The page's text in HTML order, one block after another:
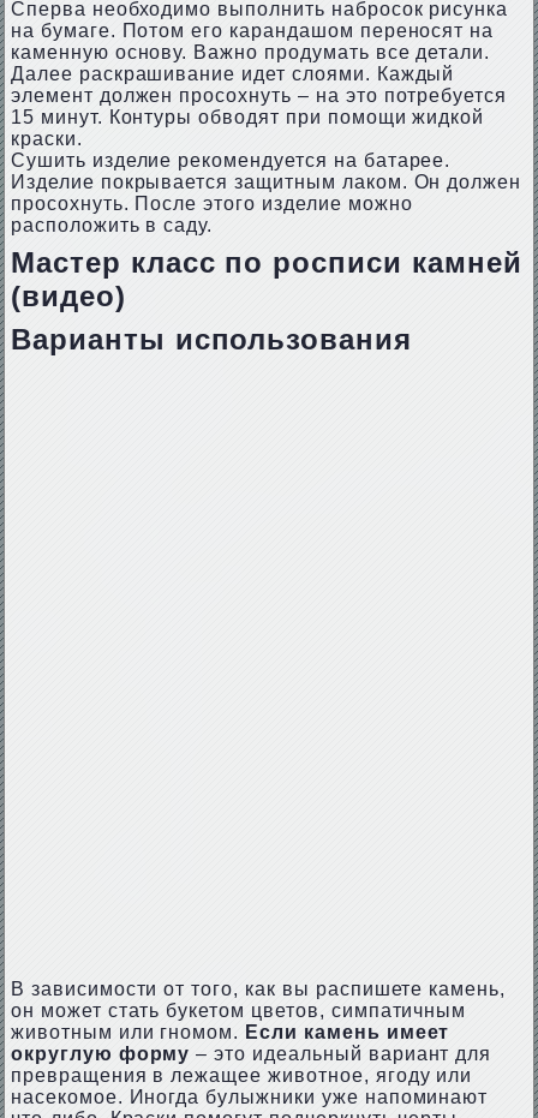
Сперва необходимо выполнить набросок рисунка
на бумаге. Потом его карандашом переносят на
каменную основу. Важно продумать все детали.
Далее раскрашивание идет слоями. Каждый
элемент должен просохнуть – на это потребуется
15 минут. Контуры обводят при помощи жидкой
краски.
Сушить изделие рекомендуется на батарее.
Изделие покрывается защитным лаком. Он должен
просохнуть. После этого изделие можно
расположить в саду.
Мастер класс по росписи камней
(видео)
Варианты использования
В зависимости от того, как вы распишете камень,
он может стать букетом цветов, симпатичным
животным или гномом. Если камень имеет
округлую форму – это идеальный вариант для
превращения в лежащее животное, ягоду или
насекомое. Иногда булыжники уже напоминают